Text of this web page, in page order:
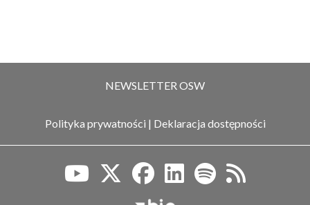
NEWSLETTER OSW
Polityka prywatności | Deklaracja dostępności